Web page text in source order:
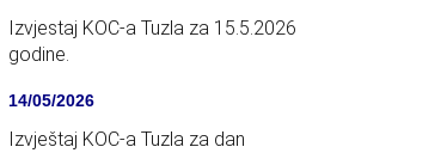
Izvjestaj KOC-a Tuzla za 15.5.2026
godine.
14/05/2026
Izvještaj KOC-a Tuzla za dan